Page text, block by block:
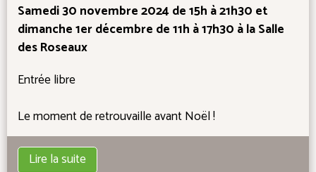
Samedi 30 novembre 2024 de 15h à 21h30 et
dimanche 1er décembre de 11h à 17h30 à la Salle
des Roseaux
Entrée libre
Le moment de retrouvaille avant Noël !
Lire la suite